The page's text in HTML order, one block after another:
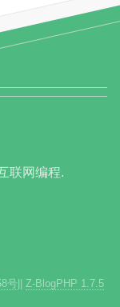
联网编程.
号
Z-BlogPHP 1.7.5